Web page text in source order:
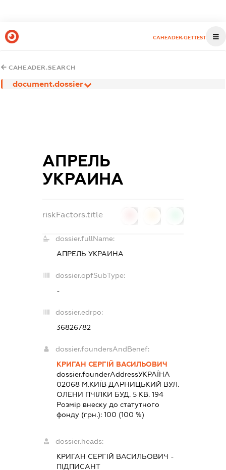
CAHEADER.GETTEST
CAHEADER.SEARCH
document.dossier
АПРЕЛЬ
УКРАИНА
riskFactors.title
dossier.fullName:
АПРЕЛЬ УКРАИНА
dossier.opfSubType:
-
dossier.edrpo:
36826782
dossier.foundersAndBenef:
КРИГАН СЕРГІЙ ВАСИЛЬОВИЧ
dossier.founderAddressУКРАЇНА
02068 М.КИЇВ ДАРНИЦЬКИЙ ВУЛ.
ОЛЕНИ ПЧІЛКИ БУД. 5 КВ. 194
Розмір внеску до статутного
фонду (грн.): 100 (100 %)
dossier.heads:
КРИГАН СЕРГІЙ ВАСИЛЬОВИЧ -
ПІДПИСАНТ